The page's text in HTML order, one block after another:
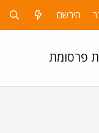
הירשם
פרסומת